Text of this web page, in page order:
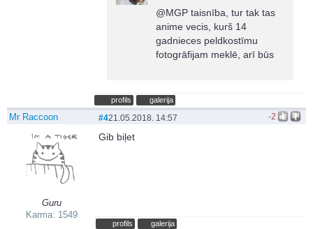
@MGP taisnība, tur tak tas
anime vecis, kurš 14
gadnieces peldkostīmu
fotogrāfijam meklē, arī būs
profils galerija
Mr Raccoon
Guru
Karma: 1549
-2
#421.05.2018. 14:57
Gib biļet
profils galerija